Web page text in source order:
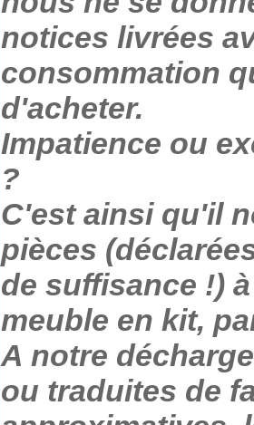
notices livrées
consommation
d'acheter.
Impatience ou
?
C'est ainsi qu'il
pièces
de suffisance !)
meuble en kit,
A notre
ou traduites de